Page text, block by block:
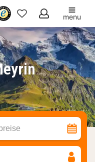
Meine
Favoriten
menu